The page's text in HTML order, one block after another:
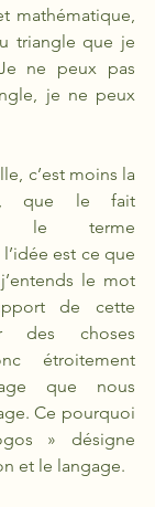
mathématique,
triangle que je
ne peux pas
je ne peux
c’est moins la
que le fait
le terme
l’idée est ce que
le mot
de cette
des choses
étroitement
que nous
Ce pourquoi
» désigne
et le langage.